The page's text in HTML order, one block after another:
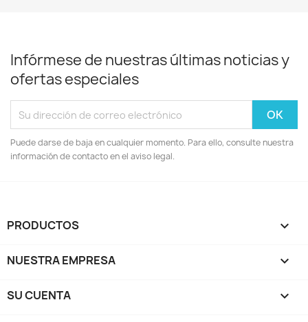
Infórmese de nuestras últimas noticias y
ofertas especiales
Puede darse de baja en cualquier momento. Para ello, consulte nuestra
información de contacto en el aviso legal.
PRODUCTOS 
NUESTRA EMPRESA 
SU CUENTA 